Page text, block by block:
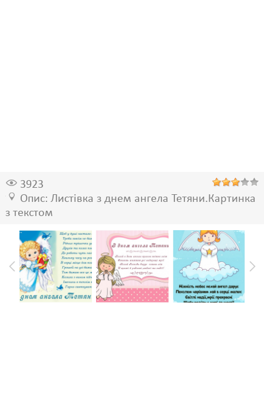
3923
Опис: Листівка з днем ангела Тетяни.Картинка
з текстом